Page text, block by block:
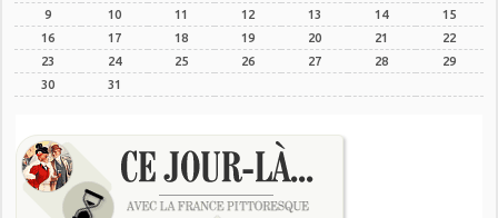
9
10 11 12 13 14
15
16
17 18 19 20 21
22
23
24 25 26 27 28
29
30
31